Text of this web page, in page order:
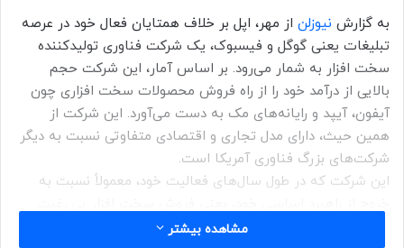
به گزارش نیوزلن از مهر، اپل بر خلاف همتایان فعال خود در عرصه
تبلیغات یعنی گوگل و فیسبوک، یک شرکت فناوری تولیدکننده
سخت افزار به شمار می‌رود. بر اساس آمار، این شرکت حجم
بالایی از درآمد خود را از راه فروش محصولات سخت افزاری چون
آیفون، آیپد و رایانه‌های مک به دست می‌آورد. این شرکت از
همین حیث، دارای مدل تجاری و اقتصادی متفاوتی نسبت به دیگر
شرکت‌های بزرگ فناوری آمریکا است.
این شرکت که در طول سال‌های فعالیت خود، معمولاً نسبت به
بوده است، یکی از دو شرکت بزرگ فعال در بازار تلفن همراه به
مشاهده بیشتر